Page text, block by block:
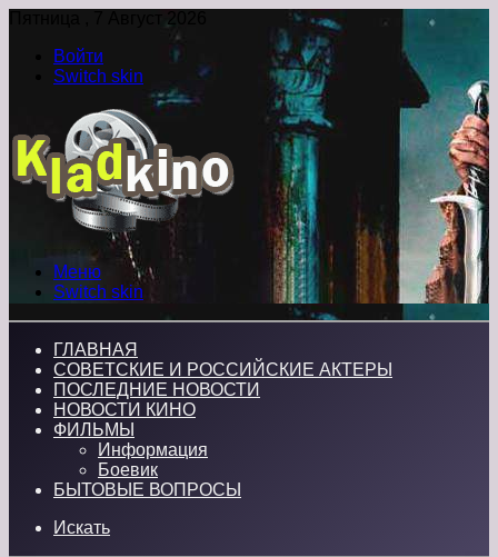
Пятница , 7 Август 2026
Войти
Switch skin
Меню
Switch skin
ГЛАВНАЯ
СОВЕТСКИЕ И РОССИЙСКИЕ АКТЕРЫ
ПОСЛЕДНИЕ НОВОСТИ
НОВОСТИ КИНО
ФИЛЬМЫ
Информация
Боевик
БЫТОВЫЕ ВОПРОСЫ
Искать